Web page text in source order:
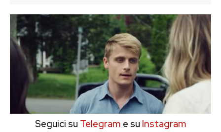
Seguici su Telegram e su Instagram